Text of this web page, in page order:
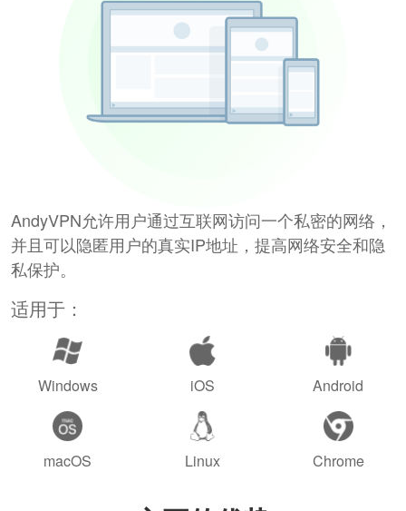
AndyVPN允许用户通过互联网访问一个私密的网络，
并且可以隐匿用户的真实IP地址，提高网络安全和隐
私保护。
适用于：
Windows iOS Android
macOS Linux Chrome